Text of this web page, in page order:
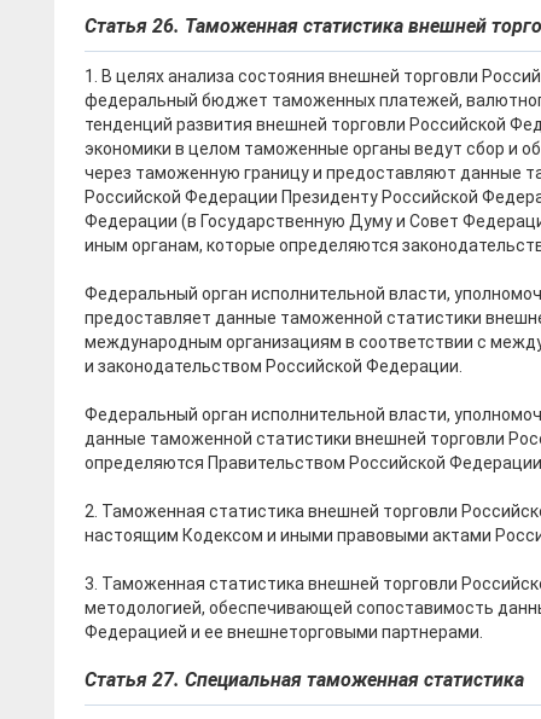
Статья 26. Таможенная статистика внешней
1. В целях анализа состояния внешней торговли
федеральный бюджет таможенных платежей,
тенденций развития внешней торговли Российской
экономики в целом таможенные органы ведут сбор и
через таможенную границу и предоставляют данные
Российской Федерации Президенту Российской
Федерации (в Государственную Думу и Совет
иным органам, которые определяются
Федеральный орган исполнительной власти,
предоставляет данные таможенной статистики
международным организациям в соответствии с
и законодательством Российской Федерации.
Федеральный орган исполнительной власти,
данные таможенной статистики внешней торговли
определяются Правительством Российской
2. Таможенная статистика внешней торговли
настоящим Кодексом и иными правовыми актами
3. Таможенная статистика внешней торговли
методологией, обеспечивающей сопоставимость
Федерацией и ее внешнеторговыми партнерами.
Статья 27. Специальная таможенная статистика